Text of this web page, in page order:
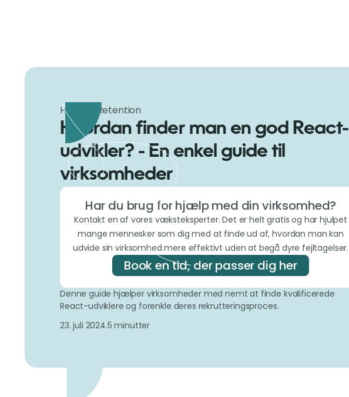
Hiring & Retention
Hvordan finder man en god React-
udvikler? - En enkel guide til
virksomheder
Har du brug for hjælp med din virksomhed?
Kontakt en af vores væksteksperter. Det er helt gratis og har hjulpet
mange mennesker som dig med at finde ud af, hvordan man kan
udvide sin virksomhed mere effektivt uden at begå dyre fejltagelser.
Book en tid, der passer dig her
Denne guide hjælper virksomheder med nemt at finde kvalificerede
React-udviklere og forenkle deres rekrutteringsproces.
23. juli 2024.5 minutter